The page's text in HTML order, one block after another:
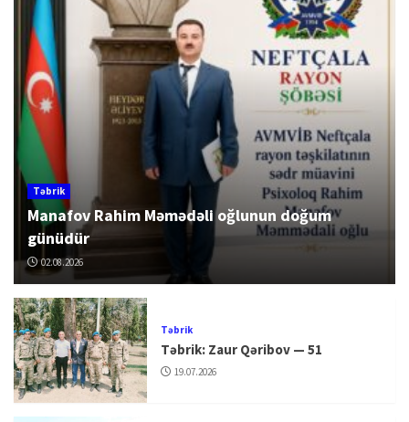
Təbrik
Manafov Rahim Məmədəli oğlunun doğum
günüdür
02.08.2026
Təbrik
Təbrik: Zaur Qəribov — 51
19.07.2026